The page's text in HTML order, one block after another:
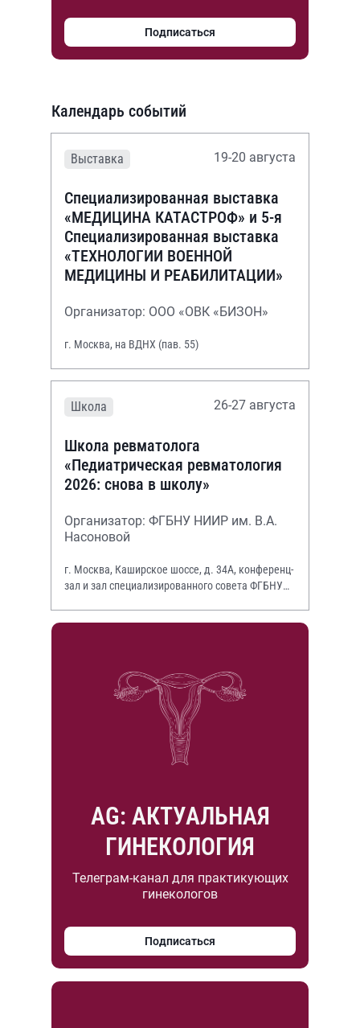
Подписаться
Календарь событий
Выставка 19-20 августа
Специализированная выставка
«МЕДИЦИНА КАТАСТРОФ» и 5-я
Специализированная выставка
«ТЕХНОЛОГИИ ВОЕННОЙ
МЕДИЦИНЫ И РЕАБИЛИТАЦИИ»
Организатор: ООО «ОВК «БИЗОН»
г. Москва, на ВДНХ (пав. 55)
Школа 26-27 августа
Школа ревматолога
«Педиатрическая ревматология
2026: снова в школу»
Организатор: ФГБНУ НИИР им. В.А.
Насоновой
г. Москва, Каширское шоссе, д. 34А, конференц-
зал и зал специализированного совета ФГБНУ
AG: АКТУАЛЬНАЯ
ГИНЕКОЛОГИЯ
Телеграм-канал для практикующих
гинекологов
Подписаться